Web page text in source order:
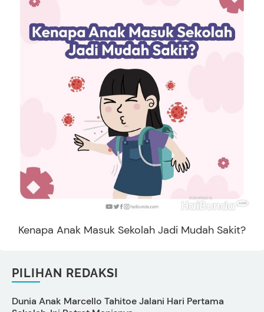
Kenapa Anak Masuk Sekolah Jadi Mudah Sakit?
PILIHAN REDAKSI
Dunia Anak Marcello Tahitoe Jalani Hari Pertama